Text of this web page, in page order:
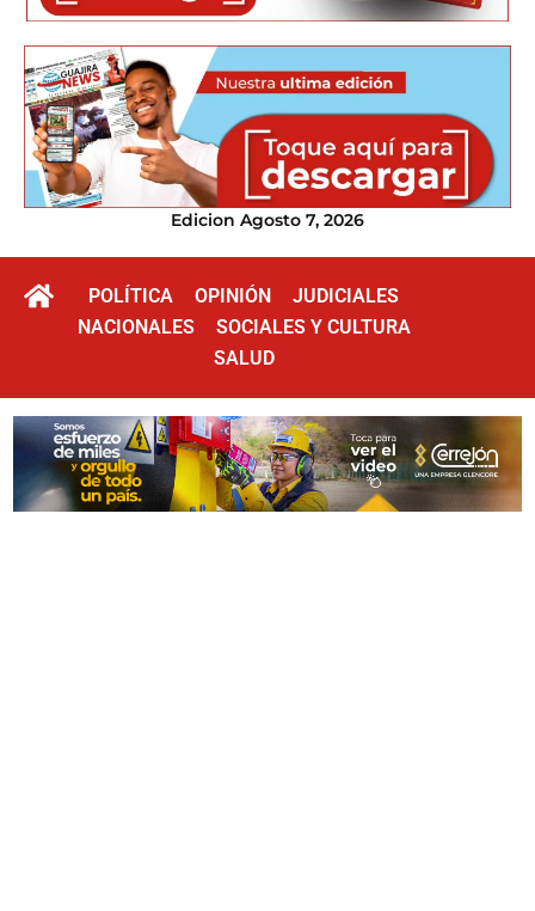
Edicion Agosto 7, 2026
POLÍTICA OPINIÓN
JUDICIALES
NACIONALES
SOCIALES Y CULTURA
SALUD